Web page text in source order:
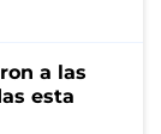
a las
esta